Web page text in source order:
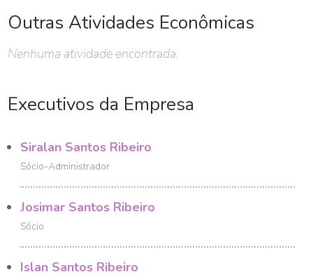
Outras Atividades Econômicas
Nenhuma atividade encontrada.
Executivos da Empresa
Siralan Santos Ribeiro
Sócio-Administrador
Josimar Santos Ribeiro
Sócio
Islan Santos Ribeiro